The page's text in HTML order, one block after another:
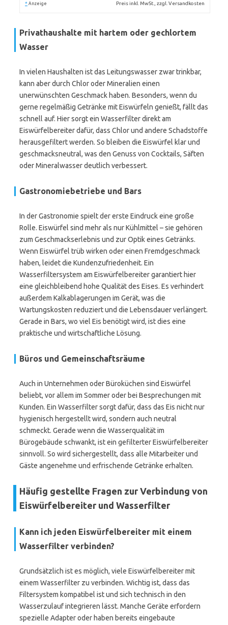
* Anzeige Preis inkl. MwSt., zzgl. Versandkosten
Privathaushalte mit hartem oder gechlortem
Wasser
In vielen Haushalten ist das Leitungswasser zwar trinkbar,
kann aber durch Chlor oder Mineralien einen
unerwünschten Geschmack haben. Besonders, wenn du
gerne regelmäßig Getränke mit Eiswürfeln genießt, fällt das
schnell auf. Hier sorgt ein Wasserfilter direkt am
Eiswürfelbereiter dafür, dass Chlor und andere Schadstoffe
herausgefiltert werden. So bleiben die Eiswürfel klar und
geschmacksneutral, was den Genuss von Cocktails, Säften
oder Mineralwasser deutlich verbessert.
Gastronomiebetriebe und Bars
In der Gastronomie spielt der erste Eindruck eine große
Rolle. Eiswürfel sind mehr als nur Kühlmittel – sie gehören
zum Geschmackserlebnis und zur Optik eines Getränks.
Wenn Eiswürfel trüb wirken oder einen Fremdgeschmack
haben, leidet die Kundenzufriedenheit. Ein
Wasserfiltersystem am Eiswürfelbereiter garantiert hier
eine gleichbleibend hohe Qualität des Eises. Es verhindert
außerdem Kalkablagerungen im Gerät, was die
Wartungskosten reduziert und die Lebensdauer verlängert.
Gerade in Bars, wo viel Eis benötigt wird, ist dies eine
praktische und wirtschaftliche Lösung.
Büros und Gemeinschaftsräume
Auch in Unternehmen oder Büroküchen sind Eiswürfel
beliebt, vor allem im Sommer oder bei Besprechungen mit
Kunden. Ein Wasserfilter sorgt dafür, dass das Eis nicht nur
hygienisch hergestellt wird, sondern auch neutral
schmeckt. Gerade wenn die Wasserqualität im
Bürogebäude schwankt, ist ein gefilterter Eiswürfelbereiter
sinnvoll. So wird sichergestellt, dass alle Mitarbeiter und
Gäste angenehme und erfrischende Getränke erhalten.
Häufig gestellte Fragen zur Verbindung von
Eiswürfelbereiter und Wasserfilter
Kann ich jeden Eiswürfelbereiter mit einem
Wasserfilter verbinden?
Grundsätzlich ist es möglich, viele Eiswürfelbereiter mit
einem Wasserfilter zu verbinden. Wichtig ist, dass das
Filtersystem kompatibel ist und sich technisch in den
Wasserzulauf integrieren lässt. Manche Geräte erfordern
spezielle Adapter oder haben bereits eingebaute